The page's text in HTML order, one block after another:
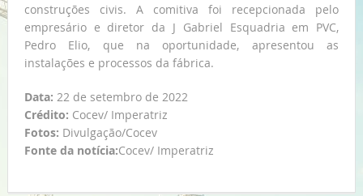
construções civis. A comitiva foi recepcionada pelo
empresário e diretor da J Gabriel Esquadria em PVC,
Pedro Elio, que na oportunidade, apresentou as
instalações e processos da fábrica.
Data: 22 de setembro de 2022
Crédito: Cocev/ Imperatriz
Fotos: Divulgação/Cocev
Fonte da notícia:Cocev/ Imperatriz